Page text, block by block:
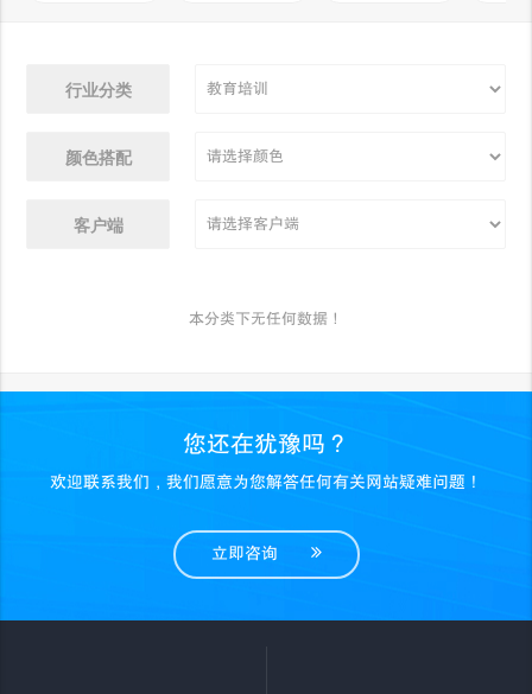
行业分类
颜色搭配
客户端
本分类下无任何数据！
您还在犹豫吗？
欢迎联系我们，我们愿意为您解答任何有关网站疑难问题！
立即咨询